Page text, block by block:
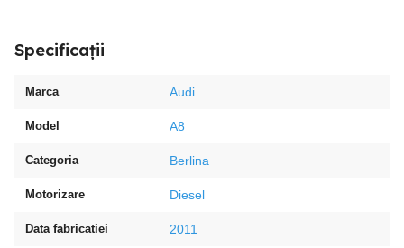
Specificații
Marca Audi
Model A8
Categoria Berlina
Motorizare Diesel
Data fabricatiei 2011